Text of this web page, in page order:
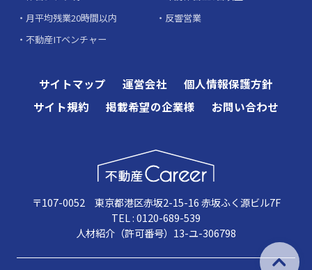
月平均残業20時間以内
反響営業
不動産ITベンチャー
サイトマップ 運営会社
個人情報保護方針
サイト規約
掲載希望の企業様 お問い合わせ
〒107-0052 東京都港区赤坂2-15-16 赤坂ふく源ビル7F
TEL : 0120-689-539
人材紹介（許可番号）13-ユ-306798